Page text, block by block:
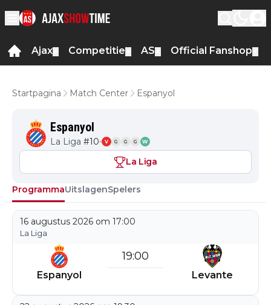
Ajax Competitie AS Official Fanshop
Startpagina Match Center Espanyol
Espanyol
La Liga #10 V G G G W
La Liga
ProgrammaUitslagenSpelers
16 augustus 2026 om 17:00
La Liga
Espanyol
19:00
Levante